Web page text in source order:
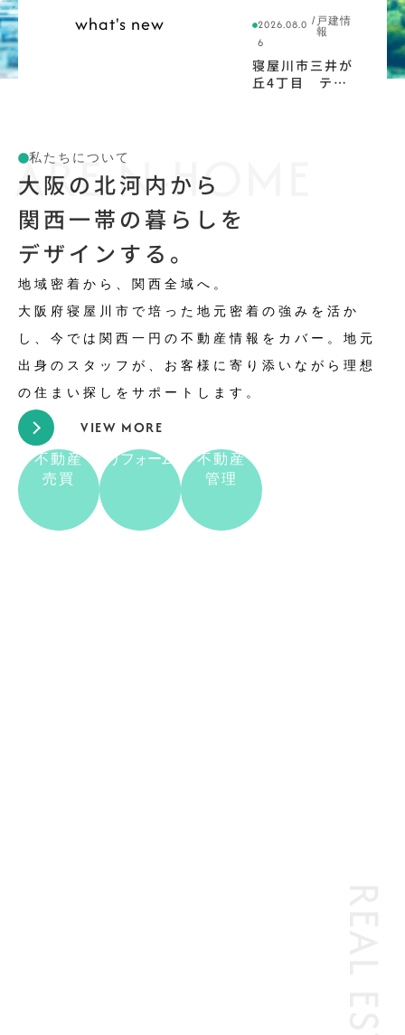
what's new
2026.08.0
6
/ 戸建情
報
寝屋川市三井が
丘4丁目 テラ
N-HOME
私たちについて
大阪の北河内から
関西一帯の暮らしを
デザインする。
地域密着から、関西全域へ。
大阪府寝屋川市で培った地元密着の強みを活か
し、今では関西一円の不動産情報をカバー。地元
出身のスタッフが、お客様に寄り添いながら理想
の住まい探しをサポートします。
VIEW MORE
不動産
売買
リフォーム
不動産
管理